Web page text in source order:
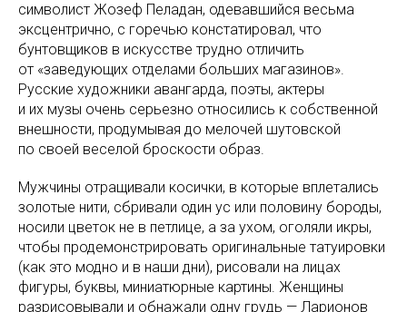
символист Жозеф Пеладан, одевавшийся весьма
эксцентрично, с горечью констатировал, что
бунтовщиков в искусстве трудно отличить
от «заведующих отделами больших магазинов».
Русские художники авангарда, поэты, актеры
и их музы очень серьезно относились к собственной
внешности, продумывая до мелочей шутовской
по своей веселой броскости образ.
Мужчины отращивали косички, в которые вплетались
золотые нити, сбривали один ус или половину бороды,
носили цветок не в петлице, а за ухом, оголяли икры,
чтобы продемонстрировать оригинальные татуировки
(как это модно и в наши дни), рисовали на лицах
фигуры, буквы, миниатюрные картины. Женщины
разрисовывали и обнажали одну грудь — Ларионов